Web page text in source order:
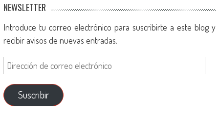
NEWSLETTER
Introduce tu correo electrónico para suscribirte a este blog y
recibir avisos de nuevas entradas.
Suscribir